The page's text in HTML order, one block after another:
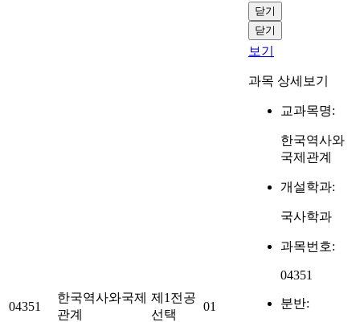
닫기
닫기
04351
한국역사와국제
관계
제1전공
선택
01
보기
과목 상세보기
교과목명:
한국역사와
국제관계
개설학과:
국사학과
과목번호:
04351
분반: